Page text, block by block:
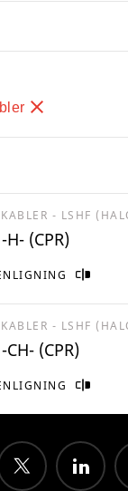
- LSHF
H- (CPR)
- LSHF
CH- (CPR)